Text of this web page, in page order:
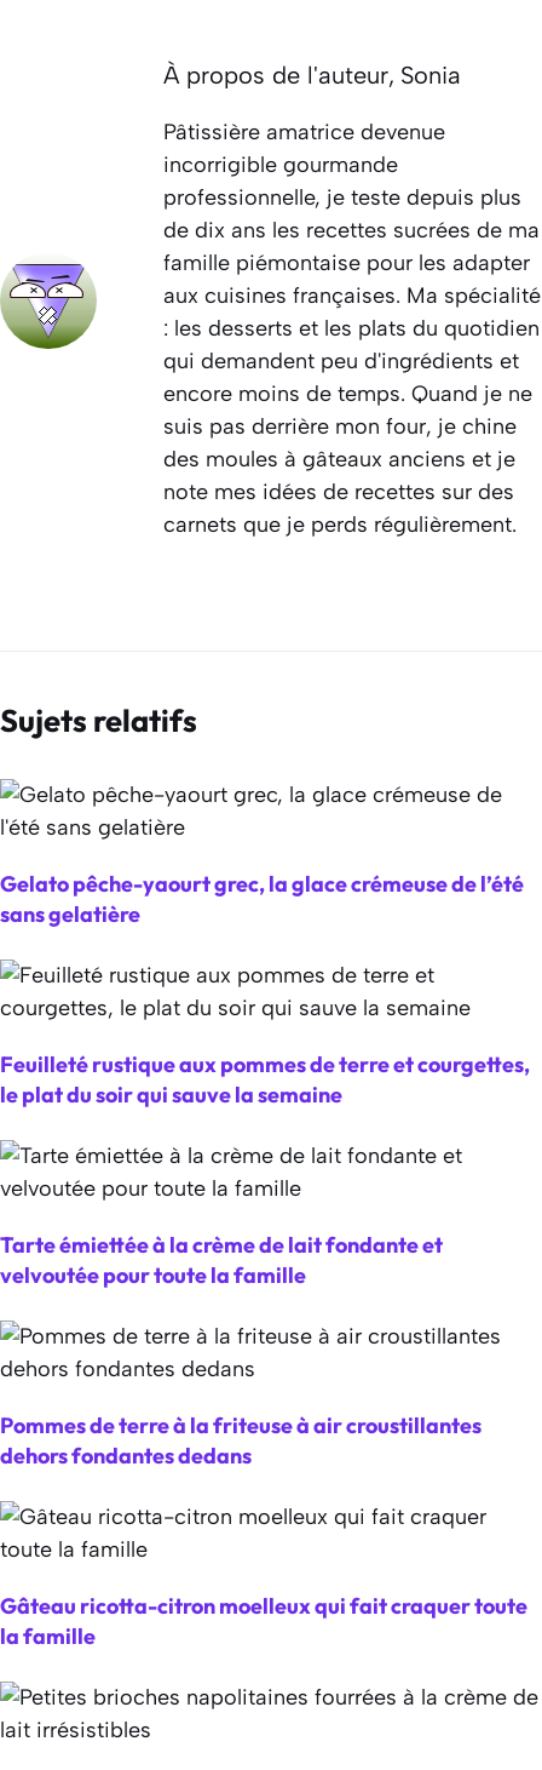
À propos de l'auteur, Sonia
Pâtissière amatrice devenue
incorrigible gourmande
professionnelle, je teste depuis plus
de dix ans les recettes sucrées de ma
famille piémontaise pour les adapter
aux cuisines françaises. Ma spécialité
: les desserts et les plats du quotidien
qui demandent peu d'ingrédients et
encore moins de temps. Quand je ne
suis pas derrière mon four, je chine
des moules à gâteaux anciens et je
note mes idées de recettes sur des
carnets que je perds régulièrement.
Sujets relatifs
Gelato pêche-yaourt grec, la glace crémeuse de l’été
sans gelatière
Feuilleté rustique aux pommes de terre et courgettes,
le plat du soir qui sauve la semaine
Tarte émiettée à la crème de lait fondante et
velvoutée pour toute la famille
Pommes de terre à la friteuse à air croustillantes
dehors fondantes dedans
Gâteau ricotta-citron moelleux qui fait craquer toute
la famille